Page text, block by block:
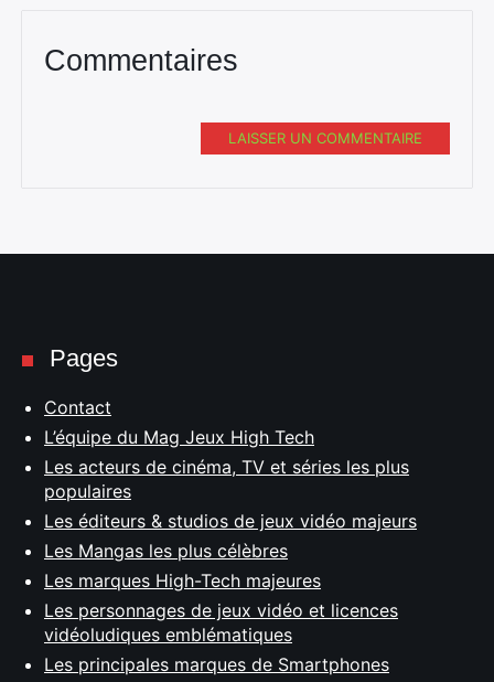
Commentaires
LAISSER UN COMMENTAIRE
Pages
Contact
L’équipe du Mag Jeux High Tech
Les acteurs de cinéma, TV et séries les plus
populaires
Les éditeurs & studios de jeux vidéo majeurs
Les Mangas les plus célèbres
Les marques High-Tech majeures
Les personnages de jeux vidéo et licences
vidéoludiques emblématiques
Les principales marques de Smartphones